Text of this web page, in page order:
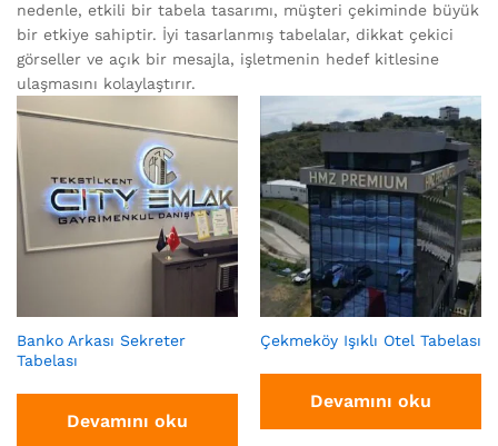
nedenle, etkili bir tabela tasarımı, müşteri çekiminde büyük
bir etkiye sahiptir. İyi tasarlanmış tabelalar, dikkat çekici
görseller ve açık bir mesajla, işletmenin hedef kitlesine
ulaşmasını kolaylaştırır.
Banko Arkası Sekreter
Tabelası
Devamını oku
Çekmeköy Işıklı Otel Tabelası
Devamını oku